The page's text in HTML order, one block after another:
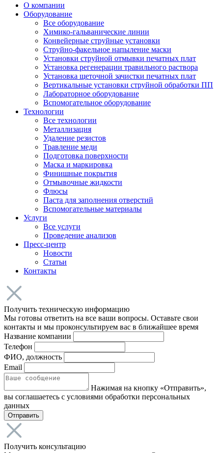
О компании
Оборудование
Все оборудование
Химико-гальванические линии
Конвейерные струйные установки
Струйно-факельное напыление маски
Установки струйной отмывки печатных плат
Установка регенерации травильного раствора
Установка щеточной зачистки печатных плат
Вертикальные установки струйной обработки ПП
Лабораторное оборудование
Вспомогательное оборудование
Технологии
Все технологии
Металлизация
Удаление резистов
Травление меди
Подготовка поверхности
Маска и маркировка
Финишные покрытия
Отмывочные жидкости
Флюсы
Паста для заполнения отверстий
Вспомогательные материалы
Услуги
Все услуги
Проведение анализов
Пресс-центр
Новости
Статьи
Контакты
Получить техническую информацию
Мы готовы ответить на все ваши вопросы. Оставьте свои
контакты и мы проконсультируем вас в ближайшее время
Название компании
Телефон
ФИО, должность
Email
Нажимая на кнопку «Отправить»,
вы соглашаетесь с условиями обработки персональных
данных
Отправить
Получить консультацию